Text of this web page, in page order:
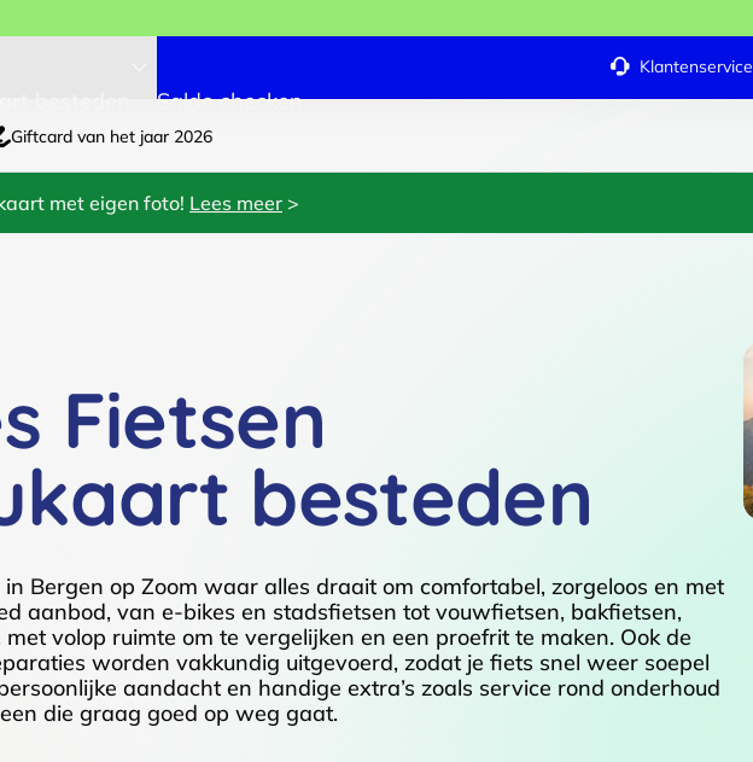
Saldo checken
Klantenservice
Giftcard van het jaar 2026
met eigen foto! Lees meer >
Fietsen
besteden
Bergen op Zoom waar alles draait om comfortabel, zorgeloos en met
aanbod, van e-bikes en stadsfietsen tot vouwfietsen, bakfietsen,
volop ruimte om te vergelijken en een proefrit te maken. Ook de
worden vakkundig uitgevoerd, zodat je fiets snel weer soepel
aandacht en handige extra’s zoals service rond onderhoud
die graag goed op weg gaat.